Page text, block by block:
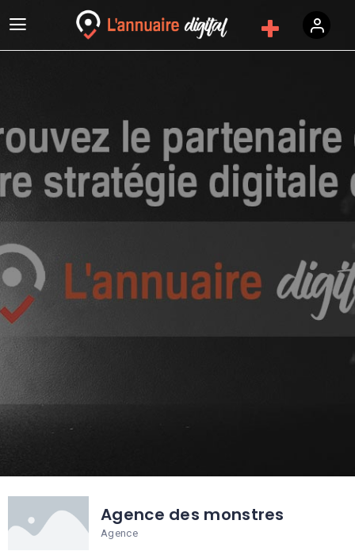
Agence des monstres
Agence